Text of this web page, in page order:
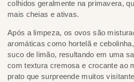
colhidos geralmente na primavera,
mais cheias e ativas.
Após a limpeza, os ovos são
aromáticas como hortelã e
suco de limão, resultando em uma
com textura cremosa e crocante ao
prato que surpreende muitos